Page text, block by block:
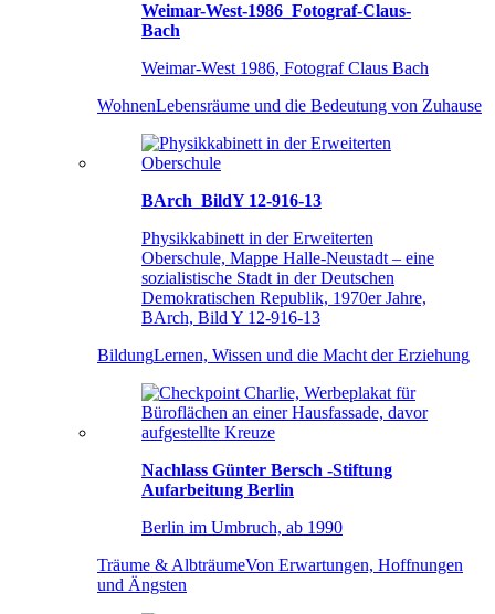
Weimar-West-1986_Fotograf-Claus-
Bach
Weimar-West 1986, Fotograf Claus Bach
WohnenLebensräume und die Bedeutung von Zuhause
BArch_BildY 12-916-13
Physikkabinett in der Erweiterten
Oberschule, Mappe Halle-Neustadt – eine
sozialistische Stadt in der Deutschen
Demokratischen Republik, 1970er Jahre,
BArch, Bild Y 12-916-13
BildungLernen, Wissen und die Macht der Erziehung
Nachlass Günter Bersch -Stiftung
Aufarbeitung Berlin
Berlin im Umbruch, ab 1990
Träume & AlbträumeVon Erwartungen, Hoffnungen
und Ängsten